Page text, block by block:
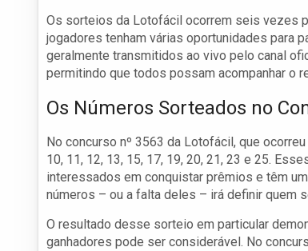
Os sorteios da Lotofácil ocorrem seis vezes
jogadores tenham várias oportunidades para
geralmente transmitidos ao vivo pelo canal
permitindo que todos possam acompanhar o
Os Números Sorteados no
No concurso nº 3563 da Lotofácil, que
10, 11, 12, 13, 15, 17, 19, 20, 21, 23 e 25.
interessados em conquistar prêmios e têm
números – ou a falta deles – irá definir quem
O resultado desse sorteio em particular
ganhadores pode ser considerável. No